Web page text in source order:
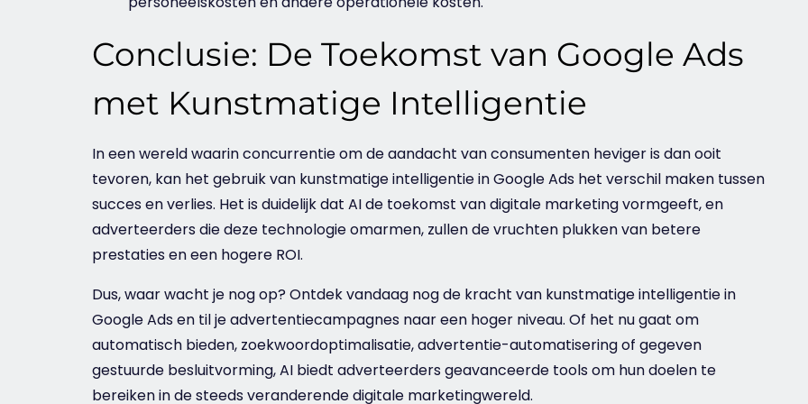
Conclusie: De Toekomst van Google Ads
met Kunstmatige Intelligentie
In een wereld waarin concurrentie om de aandacht van consumenten heviger is dan ooit
tevoren, kan het gebruik van kunstmatige intelligentie in Google Ads het verschil maken tussen
succes en verlies. Het is duidelijk dat AI de toekomst van digitale marketingvormgeeft, en
adverteerders die deze technologie omarmen, zullen de vruchten plukken van betere
prestaties en een hogere ROI.
Dus, waar wacht je nog op? Ontdek vandaag nog de kracht van kunstmatige intelligentie in
Google Ads en til je advertentiecampagnes naar een hoger niveau. Of het nu gaat om
automatisch bieden, zoekwoordoptimalisatie, advertentie-automatisering of gegeven
gestuurde besluitvorming, AI biedt adverteerders geavanceerde tools om hun doelen te
bereiken in de steeds veranderende digitale marketingwereld.